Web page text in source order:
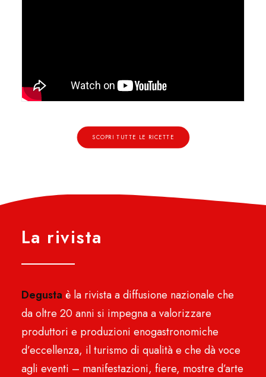
SCOPRI TUTTE LE RICETTE
La rivista
Degusta è la rivista a diffusione nazionale che
da oltre 20 anni si impegna a valorizzare
produttori e produzioni enogastronomiche
d’eccellenza, il turismo di qualità e che dà voce
agli eventi – manifestazioni, fiere, mostre d’arte